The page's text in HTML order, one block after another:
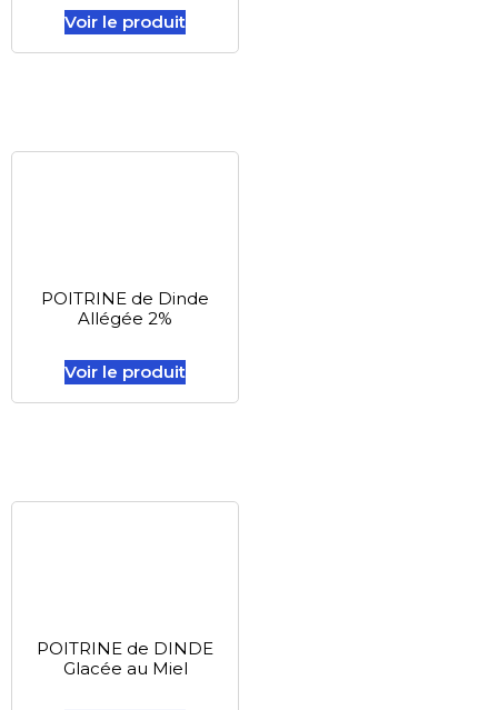
Voir le produit
POITRINE de Dinde
Allégée 2%
Voir le produit
POITRINE de DINDE
Glacée au Miel